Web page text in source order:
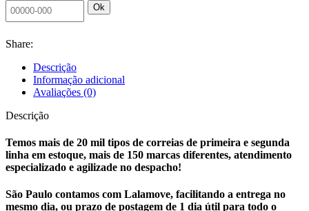
Ok
Share:
Descrição
Informação adicional
Avaliações (0)
Descrição
Temos mais de 20 mil tipos de correias de primeira e segunda
linha em estoque, mais de 150 marcas diferentes, atendimento
especializado e agilizade no despacho!
São Paulo contamos com Lalamove, facilitando a entrega no
mesmo dia, ou prazo de postagem de 1 dia útil para todo o